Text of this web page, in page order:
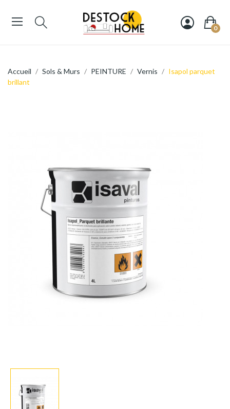
0
Accueil Sols & Murs PEINTURE Vernis
Isapol parquet
brillant